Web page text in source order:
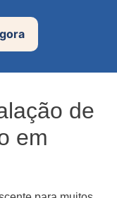
de
em